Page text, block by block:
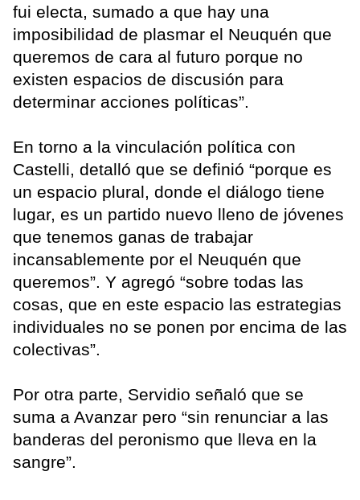
fui electa, sumado a que hay una
imposibilidad de plasmar el Neuquén que
queremos de cara al futuro porque no
existen espacios de discusión para
determinar acciones políticas”.
En torno a la vinculación política con
Castelli, detalló que se definió “porque es
un espacio plural, donde el diálogo tiene
lugar, es un partido nuevo lleno de jóvenes
que tenemos ganas de trabajar
incansablemente por el Neuquén que
queremos”. Y agregó “sobre todas las
cosas, que en este espacio las estrategias
individuales no se ponen por encima de las
colectivas”.
Por otra parte, Servidio señaló que se
suma a Avanzar pero “sin renunciar a las
banderas del peronismo que lleva en la
sangre”.